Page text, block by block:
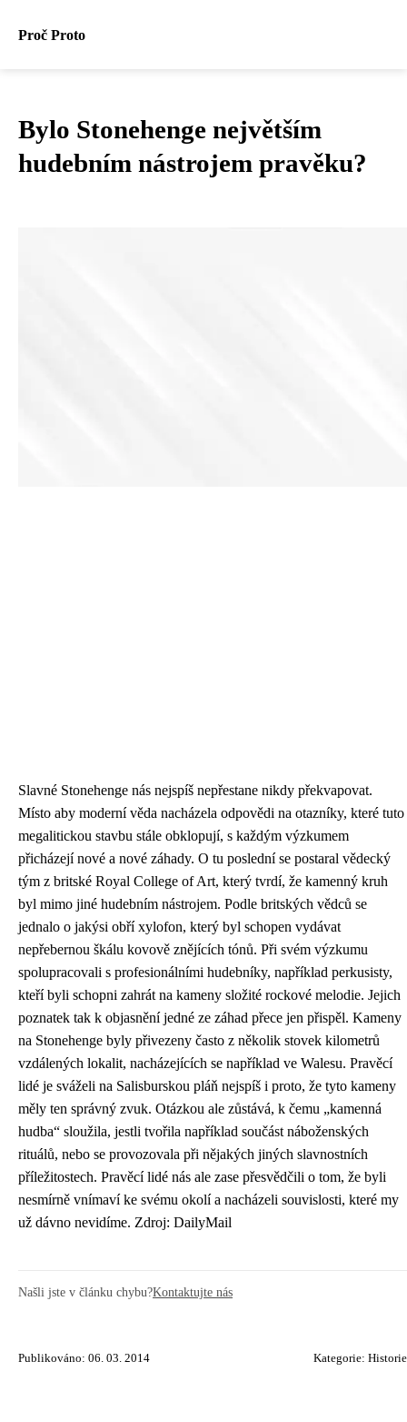
Proč Proto
Bylo Stonehenge největším
hudebním nástrojem pravěku?
Slavné Stonehenge nás nejspíš nepřestane nikdy překvapovat.
Místo aby moderní věda nacházela odpovědi na otazníky, které tuto
megalitickou stavbu stále obklopují, s každým výzkumem
přicházejí nové a nové záhady. O tu poslední se postaral vědecký
tým z britské Royal College of Art, který tvrdí, že kamenný kruh
byl mimo jiné hudebním nástrojem. Podle britských vědců se
jednalo o jakýsi obří xylofon, který byl schopen vydávat
nepřebernou škálu kovově znějících tónů. Při svém výzkumu
spolupracovali s profesionálními hudebníky, například perkusisty,
kteří byli schopni zahrát na kameny složité rockové melodie. Jejich
poznatek tak k objasnění jedné ze záhad přece jen přispěl. Kameny
na Stonehenge byly přivezeny často z několik stovek kilometrů
vzdálených lokalit, nacházejících se například ve Walesu. Pravěcí
lidé je sváželi na Salisburskou pláň nejspíš i proto, že tyto kameny
měly ten správný zvuk. Otázkou ale zůstává, k čemu „kamenná
hudba“ sloužila, jestli tvořila například součást náboženských
rituálů, nebo se provozovala při nějakých jiných slavnostních
příležitostech. Pravěcí lidé nás ale zase přesvědčili o tom, že byli
nesmírně vnímaví ke svému okolí a nacházeli souvislosti, které my
už dávno nevidíme. Zdroj: DailyMail
Našli jste v článku chybu?Kontaktujte nás
Publikováno: 06. 03. 2014 Kategorie: Historie